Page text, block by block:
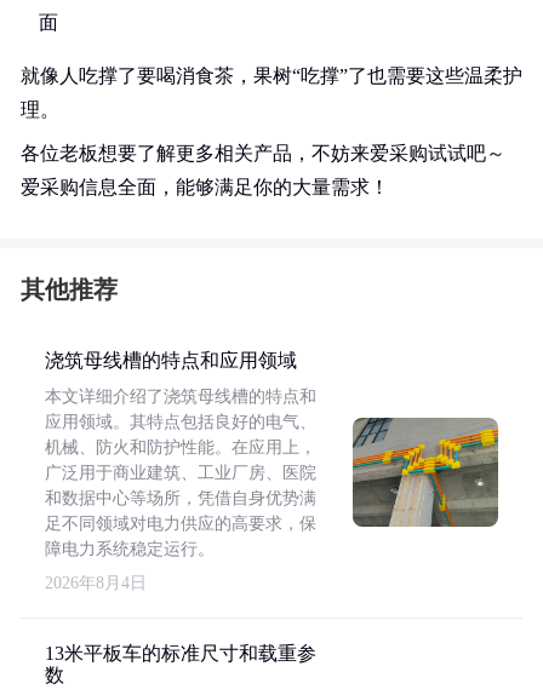
面
就像人吃撑了要喝消食茶，果树“吃撑”了也需要这些温柔护
理。
各位老板想要了解更多相关产品，不妨来爱采购试试吧～
爱采购信息全面，能够满足你的大量需求！
其他推荐
浇筑母线槽的特点和应用领域
本文详细介绍了浇筑母线槽的特点和
应用领域。其特点包括良好的电气、
机械、防火和防护性能。在应用上，
广泛用于商业建筑、工业厂房、医院
和数据中心等场所，凭借自身优势满
足不同领域对电力供应的高要求，保
障电力系统稳定运行。
2026年8月4日
13米平板车的标准尺寸和载重参
数